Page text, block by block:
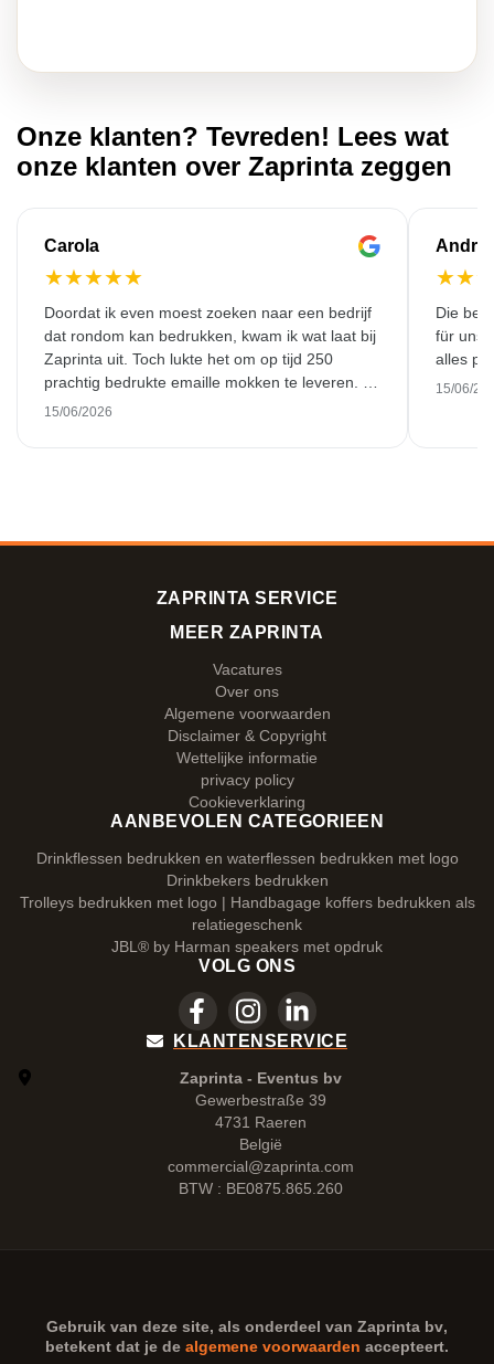
Onze klanten? Tevreden! Lees wat
onze klanten over Zaprinta zeggen
Carola
★★★★★
Doordat ik even moest zoeken naar een bedrijf
dat rondom kan bedrukken, kwam ik wat laat bij
Zaprinta uit. Toch lukte het om op tijd 250
prachtig bedrukte emaille mokken te leveren. Ik
ben daar heel blij mee. Hartelijk bedankt!
15/06/2026
★★
Die
für
alles
15/06/
ZAPRINTA SERVICE
MEER ZAPRINTA
Vacatures
Over ons
Algemene voorwaarden
Disclaimer & Copyright
Wettelijke informatie
privacy policy
Cookieverklaring
AANBEVOLEN CATEGORIEEN
Drinkflessen bedrukken en waterflessen bedrukken met logo
Drinkbekers bedrukken
Trolleys bedrukken met logo | Handbagage koffers bedrukken als
relatiegeschenk
JBL® by Harman speakers met opdruk
VOLG ONS
KLANTENSERVICE
Zaprinta - Eventus bv
Gewerbestraße 39
4731 Raeren
België
commercial@zaprinta.com
BTW : BE0875.865.260
Gebruik van deze site, als onderdeel van Zaprinta bv,
betekent dat je de algemene voorwaarden accepteert.